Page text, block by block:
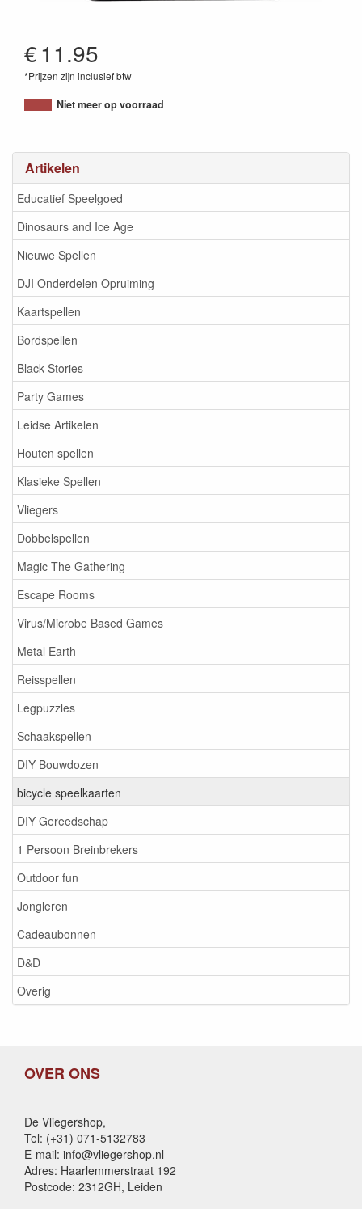
Artikelen
Educatief Speelgoed
Dinosaurs and Ice Age
Nieuwe Spellen
DJI Onderdelen Opruiming
Kaartspellen
Bordspellen
Black Stories
Party Games
Leidse Artikelen
Houten spellen
Klasieke Spellen
Vliegers
Dobbelspellen
Magic The Gathering
Escape Rooms
Virus/Microbe Based Games
Metal Earth
Reisspellen
Legpuzzles
Schaakspellen
DIY Bouwdozen
bicycle speelkaarten
DIY Gereedschap
1 Persoon Breinbrekers
Outdoor fun
Jongleren
Cadeaubonnen
D&D
Overig
€11.95
*Prijzen zijn inclusief btw
073854097908
Niet meer op voorraad
OVER ONS
De Vliegershop,
Tel: (+31) 071-5132783
E-mail: info@vliegershop.nl
Adres: Haarlemmerstraat 192
Postcode: 2312GH, Leiden